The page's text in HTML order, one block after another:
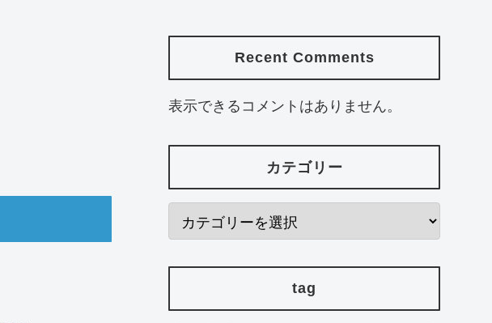
Recent Comments
表示できるコメントはありません。
カテゴリー
tag